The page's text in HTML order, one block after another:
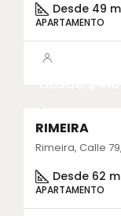
Desde 49
APARTAMENTO
RIMEIRA
Desde 62
APARTAMENTO